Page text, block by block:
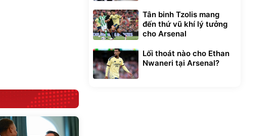
Tân binh Tzolis mang
đến thứ vũ khí lý tưởng
cho Arsenal
Lối thoát nào cho Ethan
Nwaneri tại Arsenal?